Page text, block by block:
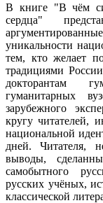
В книге "В чём
сердца"
уникальности
тем, кто желает
традициями
докторантам
гуманитарных
зарубежного
кругу читателей,
национальной
дней. Читателя,
выводы,
самобытного
русских учёных,
классической